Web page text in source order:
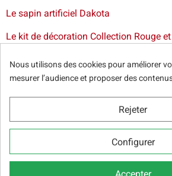
Le sapin artificiel Dakota
Le kit de décoration Collection Rouge et
Le sapin artificiel floqué blanc
Le sapin artificiel Bogota
-Livraison
Paris-Livraison de votre sapin à
sapin artificiel à
Nous utilisons des cookies pour améliorer
mesurer l’audience et proposer des
Rejeter
Configurer